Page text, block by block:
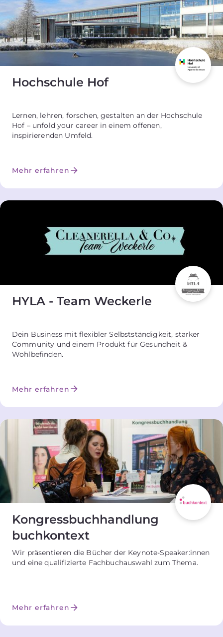
Hochschule Hof
Lernen, lehren, forschen, gestalten an der Hochschule
Hof – unfold your career in einem offenen,
inspirierenden Umfeld.
Mehr erfahren
HYLA - Team Weckerle
Dein Business mit flexibler Selbstständigkeit, starker
Community und einem Produkt für Gesundheit &
Wohlbefinden.
Mehr erfahren
Kongressbuchhandlung
buchkontext
Wir präsentieren die Bücher der Keynote-Speaker:innen
und eine qualifizierte Fachbuchauswahl zum Thema.
Mehr erfahren